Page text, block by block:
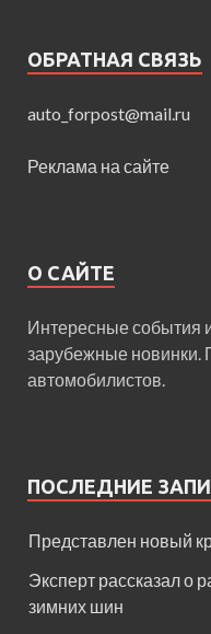
ОБРАТНАЯ СВЯЗЬ
auto_forpost@mail.ru
Реклама на сайте
О САЙТЕ
Интересные события
зарубежные
автомобилистов.
ПОСЛЕДНИЕ
Представлен новый
Эксперт рассказал о
зимних шин